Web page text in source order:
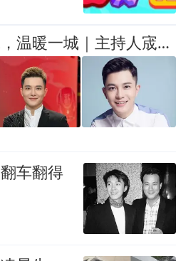
宬福｜深耕一域，温暖一城｜主持人宬福：以专业立标杆，以初心暖人心
车翻得